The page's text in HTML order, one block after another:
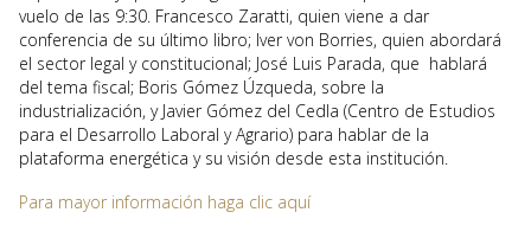
vuelo de las 9:30. Francesco Zaratti, quien viene a dar
conferencia de su último libro; Iver von Borries, quien abordará
el sector legal y constitucional; José Luis Parada, que hablará
del tema fiscal; Boris Gómez Úzqueda, sobre la
industrialización, y Javier Gómez del Cedla (Centro de Estudios
para el Desarrollo Laboral y Agrario) para hablar de la
plataforma energética y su visión desde esta institución.
Para mayor información haga clic aquí